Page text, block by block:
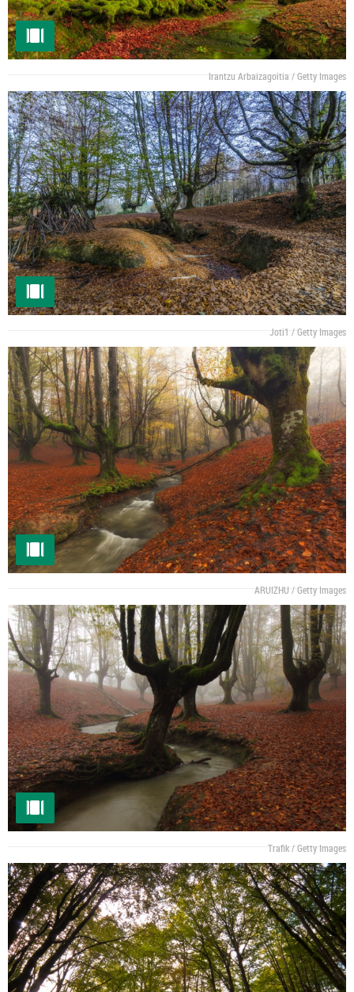
Irantzu Arbaizagoitia / Getty Images
Joti1 / Getty Images
ARUIZHU / Getty Images
Trafik / Getty Images